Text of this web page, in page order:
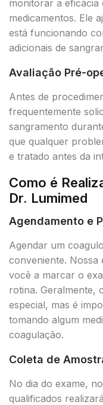
monitorar a eficácia
medicamentos. Ele
está funcionando
adicionais de
Avaliação Pré-
Antes de
frequentemente
sangramento
que qualquer
e tratado antes da
Como é
Dr. Lumimed
Agendamento e
Agendar um
conveniente. Nossa
você a marcar o
rotina. Geralmente,
especial, mas é
tomando algum
coagulação.
Coleta de
No dia do exame,
qualificados